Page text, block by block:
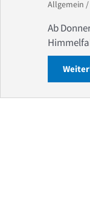
Allgemein /
Ab